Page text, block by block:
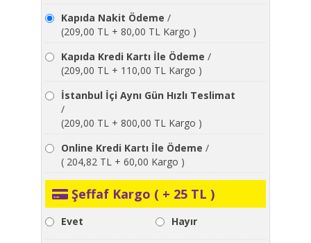
Kapıda Nakit Ödeme /
(209,00 TL + 80,00 TL Kargo )
Kapıda Kredi Kartı İle Ödeme /
(209,00 TL + 110,00 TL Kargo )
İstanbul İçi Aynı Gün Hızlı Teslimat
/
(209,00 TL + 800,00 TL Kargo )
Online Kredi Kartı İle Ödeme /
( 204,82 TL + 60,00 Kargo )
Şeffaf Kargo ( + 25 TL )
Evet Hayır